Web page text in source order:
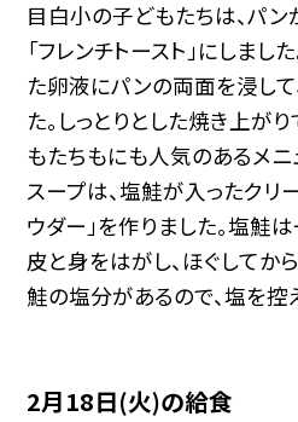
目白小の子どもたちは、パン
「フレンチトースト」にしまし
た卵液にパンの両面を浸して
た。しっとりとした焼き上が
もたちもにも人気のあるメニ
スープは、塩鮭が入ったクリ
ウダー」を作りました。塩鮭
皮と身をはがし、ほぐしてか
鮭の塩分があるので、塩を控
2月18日(火)の給食